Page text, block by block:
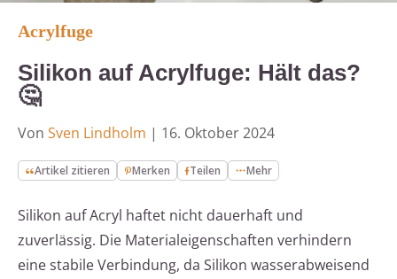
Acrylfuge
Silikon auf Acrylfuge: Hält das?
🤔
Von Sven Lindholm | 16. Oktober 2024
Artikel zitieren Merken Teilen Mehr
Silikon auf Acryl haftet nicht dauerhaft und
zuverlässig. Die Materialeigenschaften verhindern
eine stabile Verbindung, da Silikon wasserabweisend